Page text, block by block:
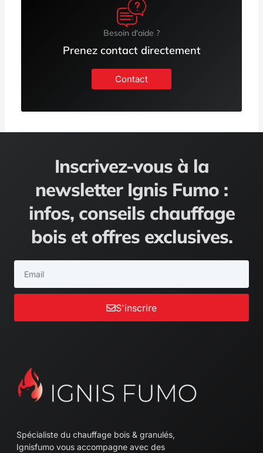
Besoin d'aide ?
Prenez contact directement
Contact
Inscrivez-vous à la
newsletter Ignis Fumo :
infos, conseils chauffage
bois et offres exclusives.
S'inscrire
Spécialiste du chauffage bois & granulés,
Ignisfumo vous accompagne avec des